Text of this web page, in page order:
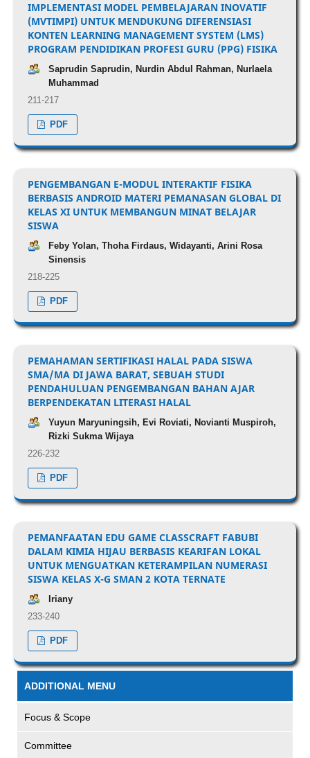
IMPLEMENTASI MODEL PEMBELAJARAN INOVATIF
(MVTIMPI) UNTUK MENDUKUNG DIFERENSIASI
KONTEN LEARNING MANAGEMENT SYSTEM (LMS)
PROGRAM PENDIDIKAN PROFESI GURU (PPG) FISIKA
Saprudin Saprudin, Nurdin Abdul Rahman, Nurlaela
Muhammad
211-217
PDF
PENGEMBANGAN E-MODUL INTERAKTIF FISIKA
BERBASIS ANDROID MATERI PEMANASAN GLOBAL DI
KELAS XI UNTUK MEMBANGUN MINAT BELAJAR
SISWA
Feby Yolan, Thoha Firdaus, Widayanti, Arini Rosa
Sinensis
218-225
PDF
PEMAHAMAN SERTIFIKASI HALAL PADA SISWA
SMA/MA DI JAWA BARAT, SEBUAH STUDI
PENDAHULUAN PENGEMBANGAN BAHAN AJAR
BERPENDEKATAN LITERASI HALAL
Yuyun Maryuningsih, Evi Roviati, Novianti Muspiroh,
Rizki Sukma Wijaya
226-232
PDF
PEMANFAATAN EDU GAME CLASSCRAFT FABUBI
DALAM KIMIA HIJAU BERBASIS KEARIFAN LOKAL
UNTUK MENGUATKAN KETERAMPILAN NUMERASI
SISWA KELAS X-G SMAN 2 KOTA TERNATE
Iriany
233-240
PDF
ADDITIONAL MENU
Focus & Scope
Committee